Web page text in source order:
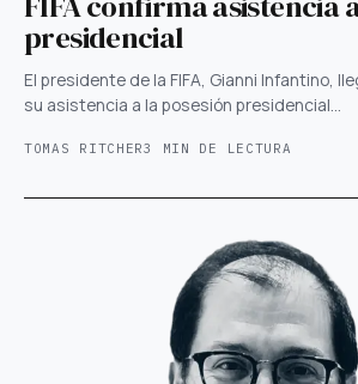
presidencial
El presidente de la FIFA, Gianni Infantino,
su asistencia a la posesión presidencial…
TOMAS RITCHER3 MIN DE LECTURA